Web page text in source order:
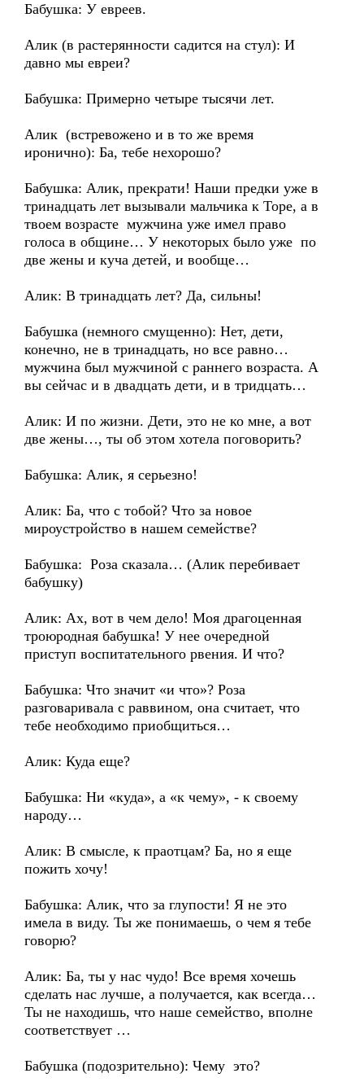
Бабушка: У евреев.
Алик (в растерянности садится на стул): И
давно мы евреи?
Бабушка: Примерно четыре тысячи лет.
Алик (встревожено и в то же время
иронично): Ба, тебе нехорошо?
Бабушка: Алик, прекрати! Наши предки уже в
тринадцать лет вызывали мальчика к Торе, а в
твоем возрасте мужчина уже имел право
голоса в общине… У некоторых было уже по
две жены и куча детей, и вообще…
Алик: В тринадцать лет? Да, сильны!
Бабушка (немного смущенно): Нет, дети,
конечно, не в тринадцать, но все равно…
мужчина был мужчиной с раннего возраста. А
вы сейчас и в двадцать дети, и в тридцать…
Алик: И по жизни. Дети, это не ко мне, а вот
две жены…, ты об этом хотела поговорить?
Бабушка: Алик, я серьезно!
Алик: Ба, что с тобой? Что за новое
мироустройство в нашем семействе?
Бабушка: Роза сказала… (Алик перебивает
бабушку)
Алик: Ах, вот в чем дело! Моя драгоценная
троюродная бабушка! У нее очередной
приступ воспитательного рвения. И что?
Бабушка: Что значит «и что»? Роза
разговаривала с раввином, она считает, что
тебе необходимо приобщиться…
Алик: Куда еще?
Бабушка: Ни «куда», а «к чему», - к своему
народу…
Алик: В смысле, к праотцам? Ба, но я еще
пожить хочу!
Бабушка: Алик, что за глупости! Я не это
имела в виду. Ты же понимаешь, о чем я тебе
говорю?
Алик: Ба, ты у нас чудо! Все время хочешь
сделать нас лучше, а получается, как всегда…
Ты не находишь, что наше семейство, вполне
соответствует …
Бабушка (подозрительно): Чему это?